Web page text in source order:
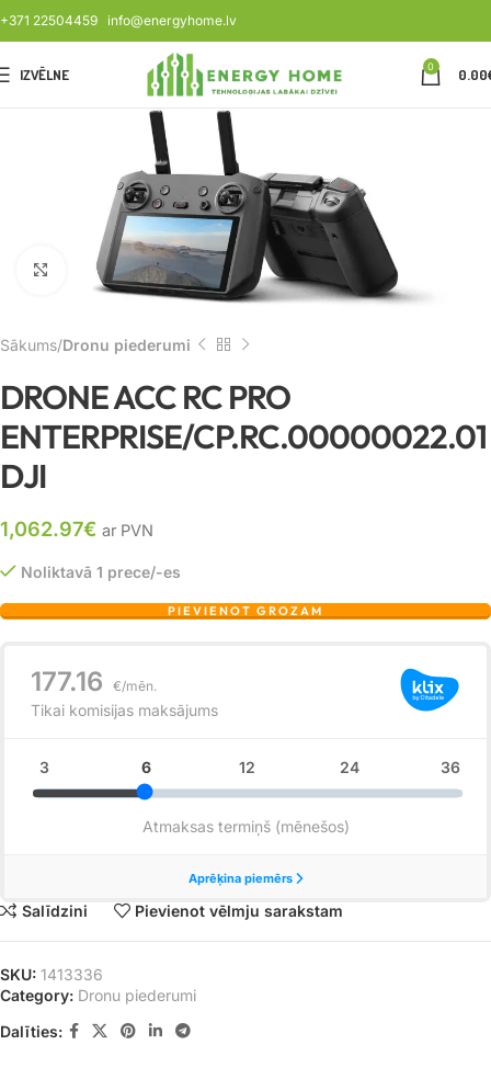
+371 22504459 info@energyhome.lv
IZVĒLNE 0 0.00
Noklikšķiniet, lai palielinātu
Sākums Dronu piederumi
DRONE ACC RC PRO
ENTERPRISE/CP.RC.00000022.01
DJI
1,062.97€ ar PVN
Noliktavā 1 prece/-es
PIEVIENOT GROZAM
Salīdzini Pievienot vēlmju sarakstam
SKU: 1413336
Category: Dronu piederumi
Dalīties: